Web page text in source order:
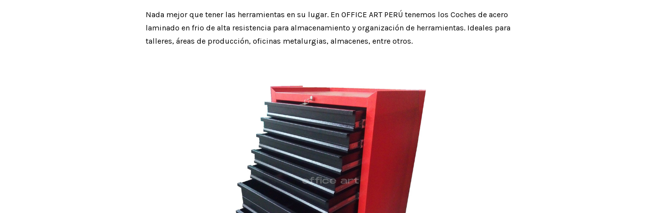
Nada mejor que tener las herramientas en su lugar. En OFFICE ART PERÚ tenemos los Coches de acero
laminado en frio de alta resistencia para almacenamiento y organización de herramientas. Ideales para
talleres, áreas de producción, oficinas metalurgias, almacenes, entre otros.